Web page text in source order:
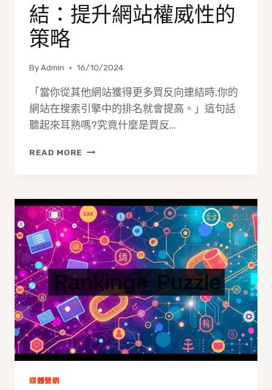
升
顧
結：提升網站權威性的
策略
ByAdmin 16/10/2024
「當你從其他網站獲得更多買反向連結時,你的
網站在搜索引擎中的排名就會提高。」這句話
聽起來耳熟嗎?究竟什麼是買反…
READ MORE 買
反
向
連
結：
提
升
網
站
權
威
性
的
策
媒體營銷